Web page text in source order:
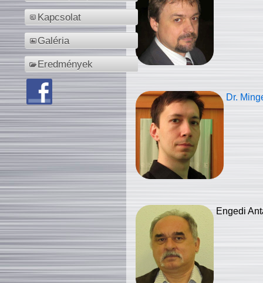
Kapcsolat
Galéria
Eredmények
Dr.
Engedi